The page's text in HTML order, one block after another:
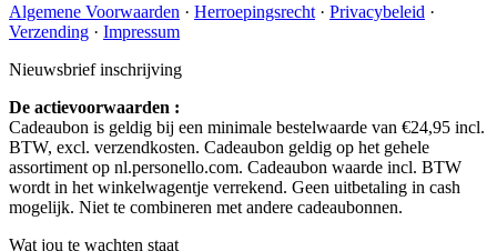
Algemene Voorwaarden · Herroepingsrecht · Privacybeleid ·
Verzending · Impressum
Nieuwsbrief inschrijving
De actievoorwaarden :
Cadeaubon is geldig bij een minimale bestelwaarde van €24,95 incl.
BTW, excl. verzendkosten. Cadeaubon geldig op het gehele
assortiment op nl.personello.com. Cadeaubon waarde incl. BTW
wordt in het winkelwagentje verrekend. Geen uitbetaling in cash
mogelijk. Niet te combineren met andere cadeaubonnen.
Wat jou te wachten staat